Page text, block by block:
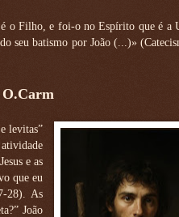
o Filho, e foi-o no Espírito que é a
seu batismo por João (...)»
O.Carm
levitas”
e as
que eu
28). As
João